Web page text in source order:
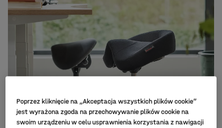
Poprzez kliknięcie na „Akceptacja wszystkich plików cookie”
jest wyrażona zgoda na przechowywanie plików cookie na
swoim urządzeniu w celu usprawnienia korzystania z nawigacji